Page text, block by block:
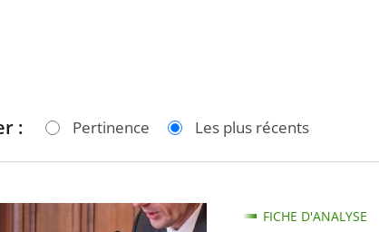
: Pertinence Les plus récents
FICHE D'ANALYSE